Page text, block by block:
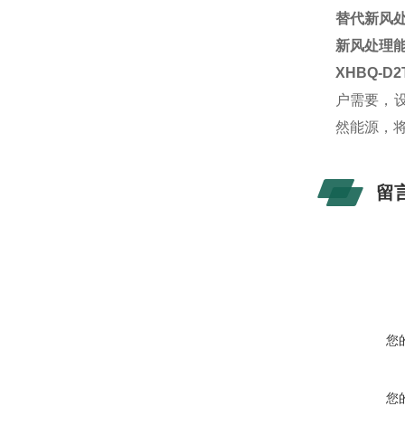
替代新风
新风处理
XHBQ-
户需要，
然能源，
留
您
您